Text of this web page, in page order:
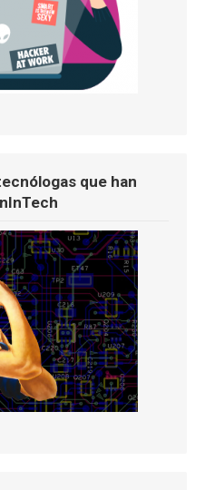
que han